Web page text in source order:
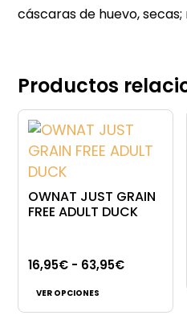
cáscaras de huevo,
Productos
OWNAT JUST GRAIN
FREE ADULT DUCK
16,95€ - 63,95€Rango
precios:
VER OPCIONES
producto